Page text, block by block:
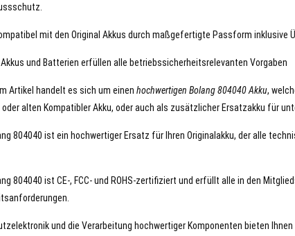
mit den Original Akkus durch maßgefertigte Passform inklusive
und Batterien erfüllen alle betriebssicherheitsrelevanten Vorgaben
Artikel handelt es sich um einen hochwertigen Bolang 804040 Akku,
alten Kompatibler Akku, oder auch als zusätzlicher Ersatzakku für
804040 ist ein hochwertiger Ersatz für Ihren Originalakku, der alle
804040 ist CE-, FCC- und ROHS-zertifiziert und erfüllt alle in den
und die Verarbeitung hochwertiger Komponenten bieten